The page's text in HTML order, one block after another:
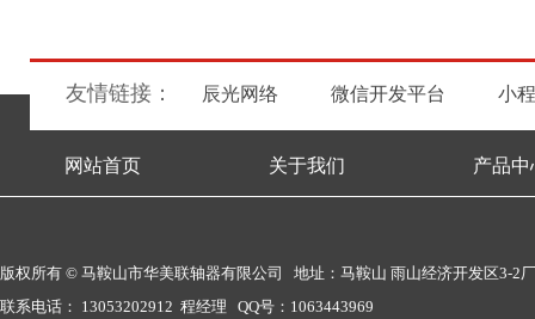
友情链接： 辰光网络 微信开发平台 小
网站首页 关于我们 产品中
版权所有 © 马鞍山市华美联轴器有限公司 地址：马鞍山 雨山经济开发区3-2
联系电话： 13053202912 程经理 QQ号：1063443969